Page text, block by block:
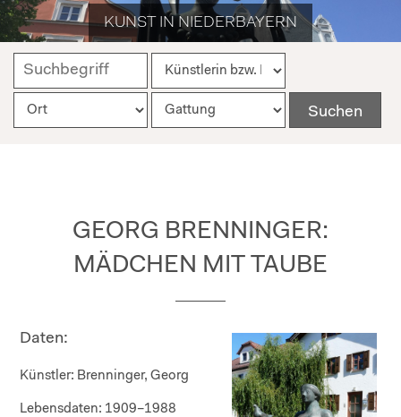
KUNST IN NIEDERBAYERN
GEORG BRENNINGER:
MÄDCHEN MIT TAUBE
Daten:
Künstler: Brenninger, Georg
Lebensdaten: 1909–1988